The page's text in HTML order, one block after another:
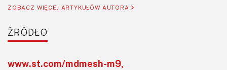
ZOBACZ WIĘCEJ ARTYKUŁÓW AUTORA
ŹRÓDŁO
www.st.com/mdmesh-m9,